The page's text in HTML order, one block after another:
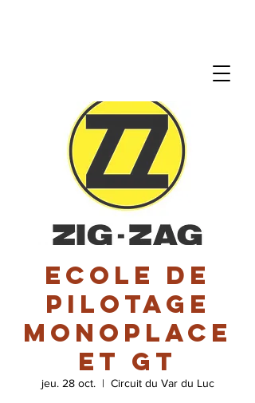
Ecole de
pilotage
monoplace
et GT
jeu. 28 oct.
  |
Circuit du Var du Luc